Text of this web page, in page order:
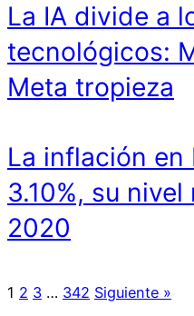
La IA divide a
tecnológicos:
Meta tropieza
La inflación en
3.10%, su
2020
1 2 3 … 342 Siguiente »